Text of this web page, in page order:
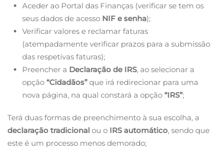
Aceder ao Portal das Finanças (verificar se tem os
seus dados de acesso NIF e senha);
Verificar valores e reclamar faturas
(atempadamente verificar prazos para a submissão
das respetivas faturas);
Preencher a Declaração de IRS, ao selecionar a
opção “Cidadãos” que irá redirecionar para uma
nova página, na qual constará a opção “IRS”;
Terá duas formas de preenchimento à sua escolha, a
declaração tradicional ou o IRS automático, sendo que
este é um processo menos demorado;